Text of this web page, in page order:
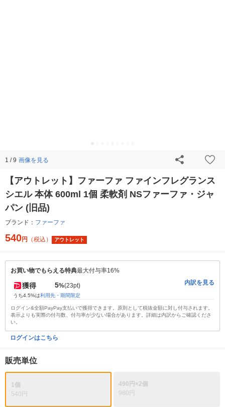
1 / 9 画像を見る
【アウトレット】ファーファ ファインフレグランス
シエル 本体 600ml 1個 柔軟剤 NSファーファ・ジャ
パン (旧品)
ブランド： ファーファ
540円 （税込） アウトレット
お買い物でもらえる特典最大付与率16%
獲得 5%(23pt)
うち4.5%は利用先・期間限定
内訳を見る
ログイン&全額PayPay支払いで獲得できます。原則として税抜金額に対し付与されます。
表示よりも実際の付与数、付与率が少ない場合があります。詳細は内訳からご確認くださ
い。
ログインはこちら
販売単位
1個
540円
490円×2個
980円